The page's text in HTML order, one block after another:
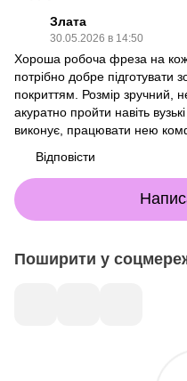
Злата
30.05.2026 в 14:50
Хороша робоча фреза на
потрібно добре підготувати
покриттям. Розмір зручний,
акуратно пройти навіть
виконує, працювати нею
Відповісти
Поширити у